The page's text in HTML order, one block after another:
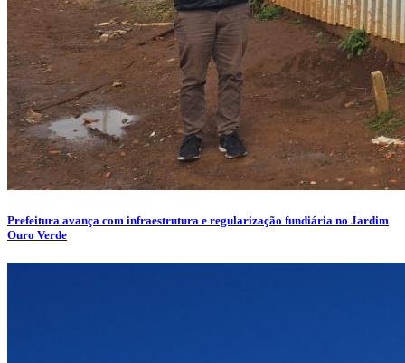
Prefeitura avança com infraestrutura e regularização fundiária no Jardim
Ouro Verde